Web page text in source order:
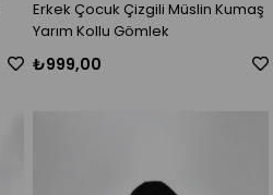
Erkek Çocuk Çizgili Müslin Kumaş
Yarım Kollu Gömlek
₺999,00